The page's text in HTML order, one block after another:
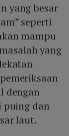
yang besar
seperti
mampu
yang
dengan
puing dan
laut.